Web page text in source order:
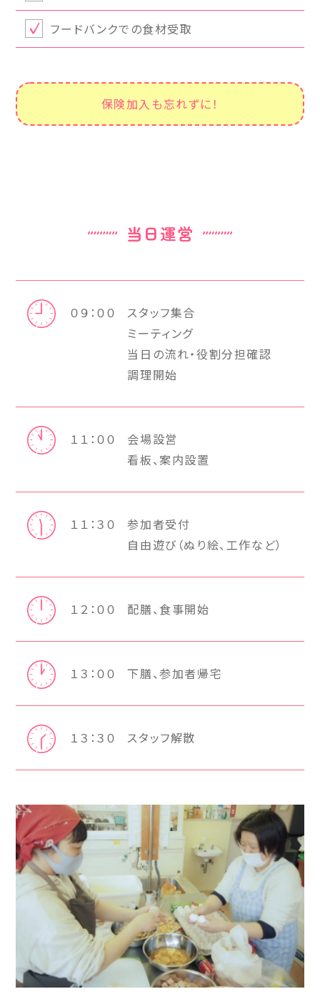
フードバンクでの食材受取
保険加入も忘れずに！
当日運営
０９：００
スタッフ集合
ミーティング
当日の流れ・役割分担確認
調理開始
１１：００
会場設営
看板、案内設置
１１：３０
参加者受付
自由遊び（ぬり絵、工作など）
１２：００ 配膳、食事開始
１３：００ 下膳、参加者帰宅
１３：３０ スタッフ解散